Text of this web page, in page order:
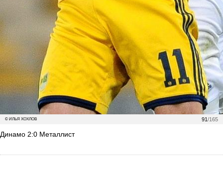
91/165
© ИЛЬЯ ХОХЛОВ
Динамо 2:0 Металлист